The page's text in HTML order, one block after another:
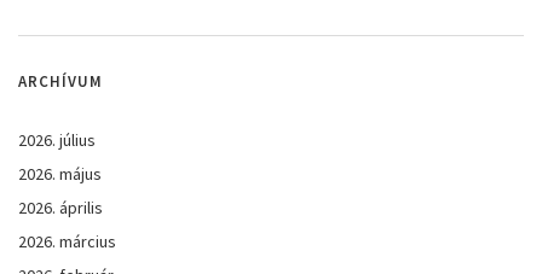
ARCHÍVUM
2026. július
2026. május
2026. április
2026. március